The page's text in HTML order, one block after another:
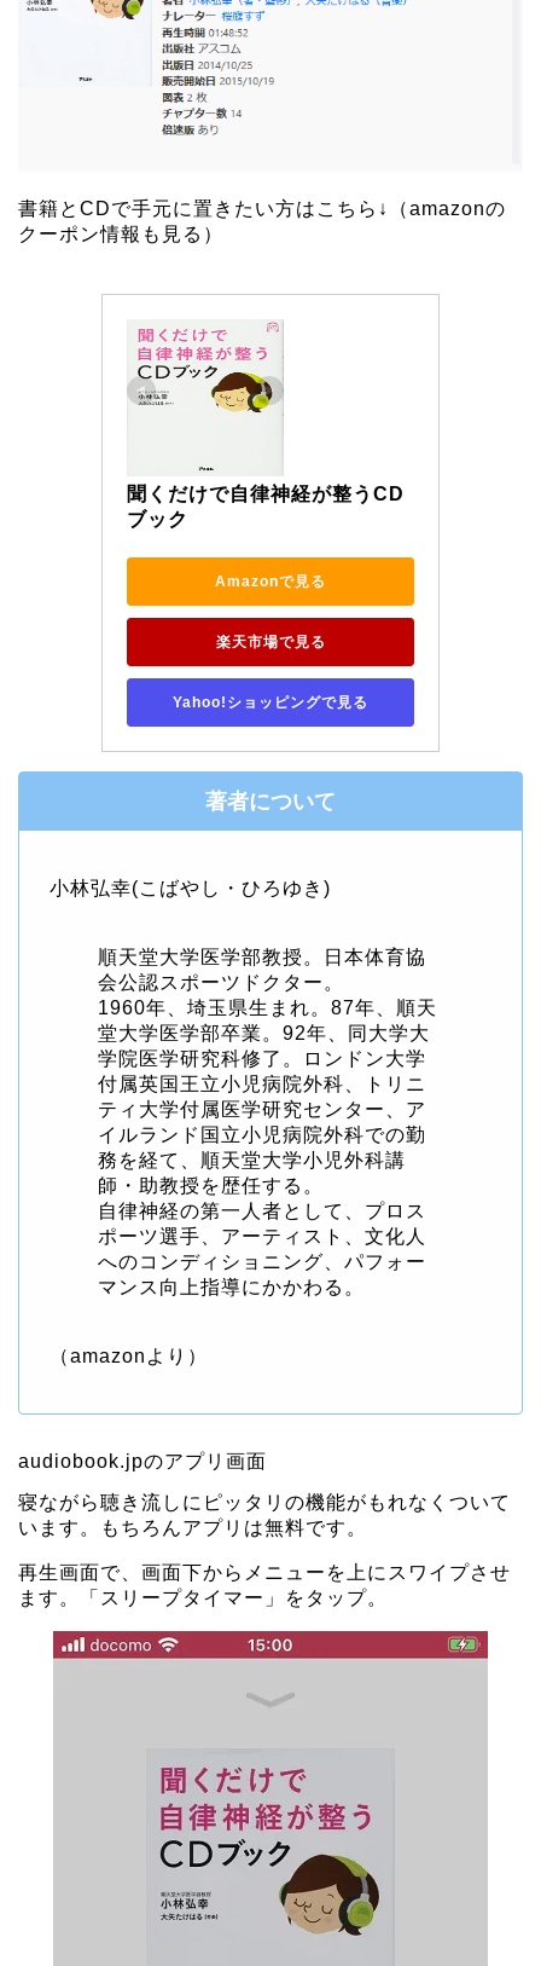
書籍とCDで手元に置きたい方はこちら↓（amazonの
クーポン情報も見る ）
聞くだけで自律神経が整うCD
ブック
Amazonで見る
楽天市場で見る
Yahoo!ショッピングで見る
著者について
小林弘幸(こばやし・ひろゆき)
順天堂大学医学部教授。日本体育協
会公認スポーツドクター。
1960年、埼玉県生まれ。87年、順天
堂大学医学部卒業。92年、同大学大
学院医学研究科修了。ロンドン大学
付属英国王立小児病院外科、トリニ
ティ大学付属医学研究センター、ア
イルランド国立小児病院外科での勤
務を経て、順天堂大学小児外科講
師・助教授を歴任する。
自律神経の第一人者として、プロス
ポーツ選手、アーティスト、文化人
へのコンディショニング、パフォー
マンス向上指導にかかわる。
（amazonより）
audiobook.jpのアプリ画面
寝ながら聴き流しにピッタリの機能がもれなくついて
います。もちろんアプリは無料です。
再生画面で、画面下からメニューを上にスワイプさせ
ます。「スリープタイマー」をタップ。